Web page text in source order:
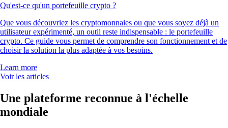
Qu'est-ce qu'un portefeuille crypto ?
Que vous découvriez les cryptomonnaies ou que vous soyez déjà un
utilisateur expérimenté, un outil reste indispensable : le portefeuille
crypto. Ce guide vous permet de comprendre son fonctionnement et de
choisir la solution la plus adaptée à vos besoins.
Learn more
Voir les articles
Une plateforme reconnue à l'échelle
mondiale